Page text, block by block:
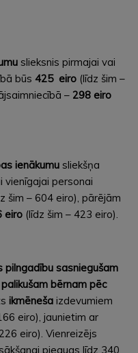
slieksnis pirmajai vai
būs 425 eiro (līdz šim –
– 298 eiro
ienākumu sliekšņa
vienīgajai personai
šim – 604 eiro), pārējām
eiro (līdz šim – 423 eiro).
sasniegušam
bērnam pēc
ikmēneša izdevumiem
eiro), jaunietim ar
eiro). Vienreizējs
pieaugs līdz 340